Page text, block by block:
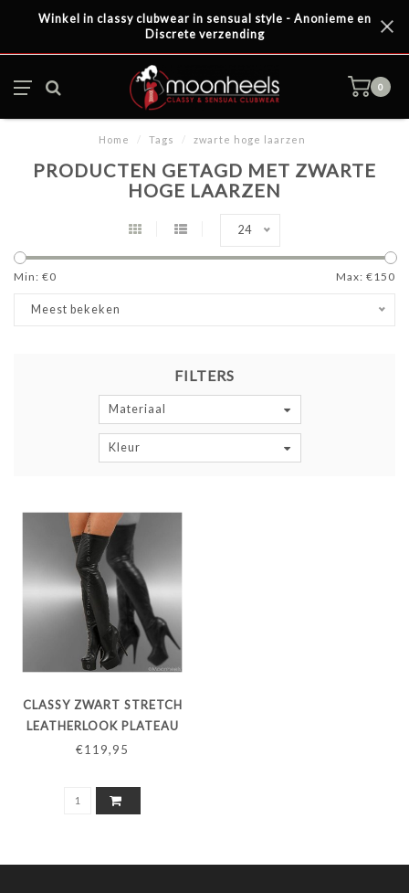
Winkel in classy clubwear in sensual style - Anonieme en
Discrete verzending
0
Home / Tags / zwarte hoge laarzen
PRODUCTEN GETAGD MET ZWARTE
HOGE LAARZEN
24
Min: €0 Max: €150
Meest bekeken
FILTERS
Materiaal
Kleur
CLASSY ZWART STRETCH
LEATHERLOOK PLATEAU
OVERKNEE LAARZEN
€119,95